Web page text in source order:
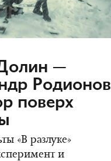
—
поверх
«В разлуке»
и